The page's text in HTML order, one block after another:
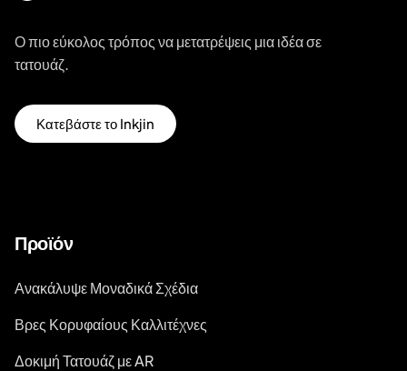
Ο πιο εύκολος τρόπος να μετατρέψεις μια ιδέα σε
τατουάζ.
Κατεβάστε το Inkjin
Προϊόν
Ανακάλυψε Μοναδικά Σχέδια
Βρες Κορυφαίους Καλλιτέχνες
Δοκιμή Τατουάζ με AR